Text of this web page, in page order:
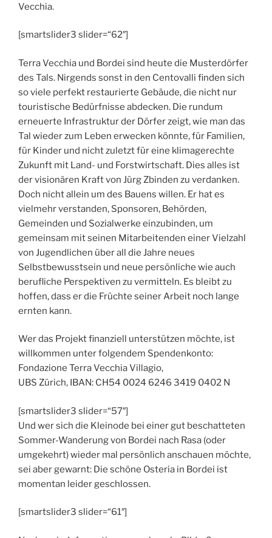
Vecchia.
[smartslider3 slider=“62″]
Terra Vecchia und Bordei sind heute die Musterdörfer
des Tals. Nirgends sonst in den Centovalli finden sich
so viele perfekt restaurierte Gebäude, die nicht nur
touristische Bedürfnisse abdecken. Die rundum
erneuerte Infrastruktur der Dörfer zeigt, wie man das
Tal wieder zum Leben erwecken könnte, für Familien,
für Kinder und nicht zuletzt für eine klimagerechte
Zukunft mit Land- und Forstwirtschaft. Dies alles ist
der visionären Kraft von Jürg Zbinden zu verdanken.
Doch nicht allein um des Bauens willen. Er hat es
vielmehr verstanden, Sponsoren, Behörden,
Gemeinden und Sozialwerke einzubinden, um
gemeinsam mit seinen Mitarbeitenden einer Vielzahl
von Jugendlichen über all die Jahre neues
Selbstbewusstsein und neue persönliche wie auch
berufliche Perspektiven zu vermitteln. Es bleibt zu
hoffen, dass er die Früchte seiner Arbeit noch lange
ernten kann.
Wer das Projekt finanziell unterstützen möchte, ist
willkommen unter folgendem Spendenkonto:
Fondazione Terra Vecchia Villagio,
UBS Zürich, IBAN: CH54 0024 6246 3419 0402 N
[smartslider3 slider=“57″]
Und wer sich die Kleinode bei einer gut beschatteten
Sommer-Wanderung von Bordei nach Rasa (oder
umgekehrt) wieder mal persönlich anschauen möchte,
sei aber gewarnt: Die schöne Osteria in Bordei ist
momentan leider geschlossen.
[smartslider3 slider=“61″]